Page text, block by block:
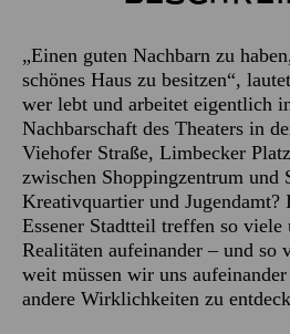
„Einen guten Nachbarn zu
schönes Haus zu besitzen“,
wer lebt und arbeitet eigentlich
Nachbarschaft des Theaters in
Viehofer Straße, Limbecker
zwischen Shoppingzentrum und
Kreativquartier und Jugendamt?
Essener Stadtteil treffen so viele
Realitäten aufeinander – und so
weit müssen wir uns
andere Wirklichkeiten zu